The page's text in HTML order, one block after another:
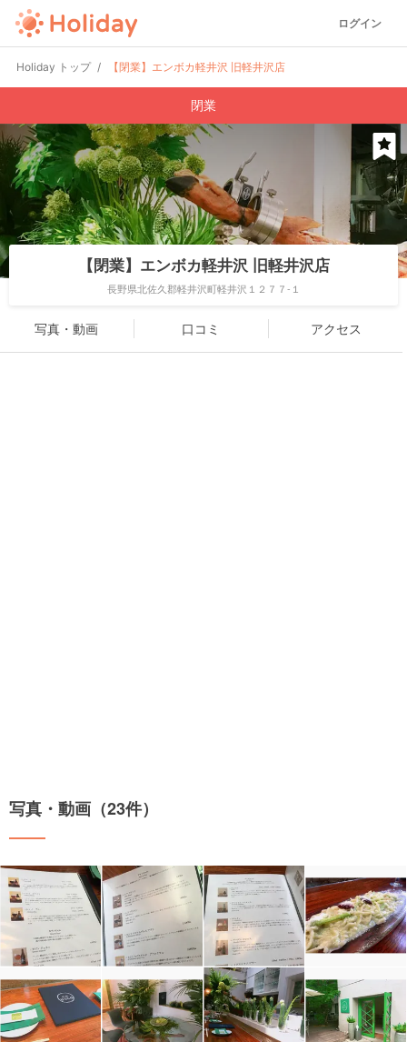
ログイン
Holiday トップ 【閉業】エンボカ軽井沢 旧軽井沢店
閉業
【閉業】エンボカ軽井沢 旧軽井沢店
長野県北佐久郡軽井沢町軽井沢１２７７-１
写真・動画 口コミ アクセス
写真・動画（23件）